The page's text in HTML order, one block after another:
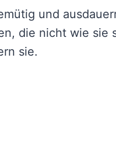
und
die nicht wie sie
sie.